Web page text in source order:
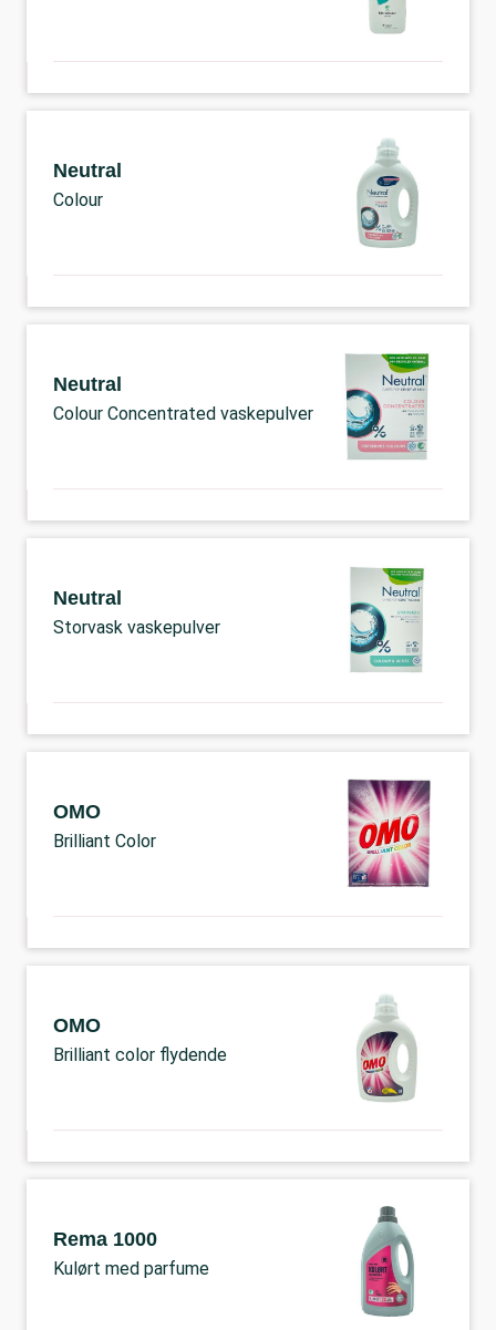
Neutral
Colour
Neutral
Colour Concentrated vaskepulver
Neutral
Storvask vaskepulver
OMO
Brilliant Color
OMO
Brilliant color flydende
Rema 1000
Kulørt med parfume